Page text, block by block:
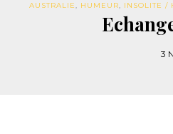
AUSTRALIE, HUMEUR, INSOLITE /
3